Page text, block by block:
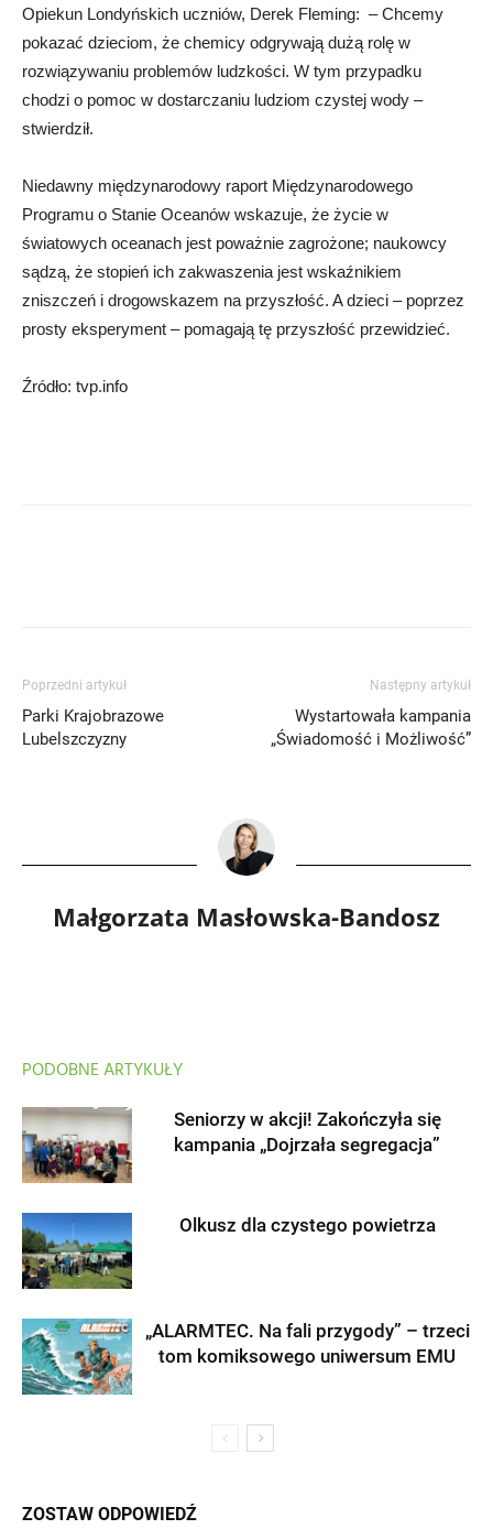
Opiekun Londyńskich uczniów, Derek Fleming: – Chcemy
pokazać dzieciom, że chemicy odgrywają dużą rolę w
rozwiązywaniu problemów ludzkości. W tym przypadku
chodzi o pomoc w dostarczaniu ludziom czystej wody –
stwierdził.
Niedawny międzynarodowy raport Międzynarodowego
Programu o Stanie Oceanów wskazuje, że życie w
światowych oceanach jest poważnie zagrożone; naukowcy
sądzą, że stopień ich zakwaszenia jest wskaźnikiem
zniszczeń i drogowskazem na przyszłość. A dzieci – poprzez
prosty eksperyment – pomagają tę przyszłość przewidzieć.
Źródło: tvp.info
Poprzedni artykuł
Parki Krajobrazowe
Lubelszczyzny
Następny artykuł
Wystartowała kampania
„Świadomość i Możliwość”
Małgorzata Masłowska-Bandosz
PODOBNE ARTYKUŁY
Seniorzy w akcji! Zakończyła się
kampania „Dojrzała segregacja”
Olkusz dla czystego powietrza
„ALARMTEC. Na fali przygody” – trzeci
tom komiksowego uniwersum EMU
ZOSTAW ODPOWIEDŹ